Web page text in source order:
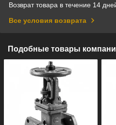
Возврат товара в течение 14
Все условия возврата
Подобные товары